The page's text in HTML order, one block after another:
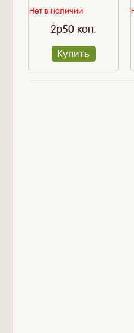
Нет в наличии
2p50 коп.
Купить